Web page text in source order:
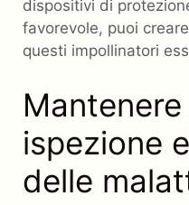
dispositivi di
favorevole, puoi
questi impollinatori
ispezione
delle